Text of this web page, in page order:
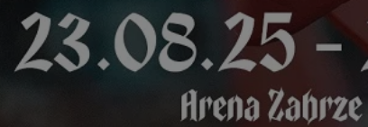
Niezbędne Wydajność Targetowanie Funkcjonalność
Bez niezbędnych plików cookie nie można prawidłowo korzystać ze
Okres